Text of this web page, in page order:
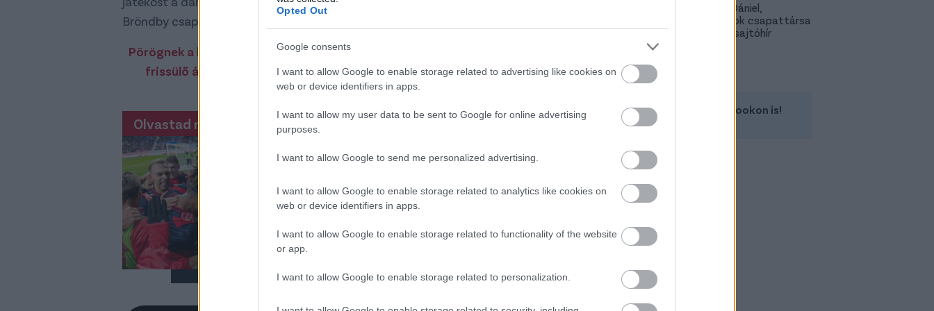
Opted Out
Google consents
I want to allow Google to enable storage related to advertising like cookies on
web or device identifiers in apps.
I want to allow my user data to be sent to Google for online advertising
purposes.
I want to allow Google to send me personalized advertising.
I want to allow Google to enable storage related to analytics like cookies on
web or device identifiers in apps.
I want to allow Google to enable storage related to functionality of the website
or app.
I want to allow Google to enable storage related to personalization.
Bröndby csapatához.
Pörögnek a hírek az átigazolási piacon, kövesd a csakfoci.hu folyamatosan
frissülő átigazolási rovatát, ahol minden fontos információt azonnal
megtalálsz - KATTINTS!
Olvastad már?
Célegyenesben az Újpest az NB I-es
gólzsák ügyében - itt a legfrissebb
Szinte biztosra vehető, hogy a tavasszal az NB I-be
berobbant nigériai csatár a lila-fehéreknél folytatja
Gazdag Dániel,
világbajnok csapattársa
is lehet - sajtóhír
Kövess minket a Facebookon is!